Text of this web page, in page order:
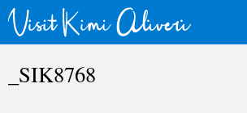
_SIK8768